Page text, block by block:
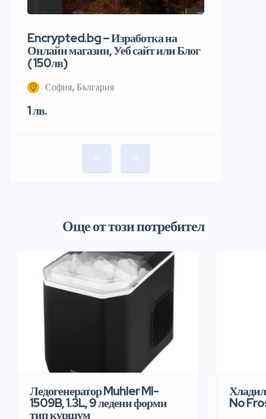
Encrypted.bg – Изработка на
Онлайн магазин, Уеб сайт или Блог
( 150лв)
София, България
1 лв.
Още от този потребител
Ледогенератор Muhler MI-
1509B, 1.3L, 9 ледени форми
тип куршум
No